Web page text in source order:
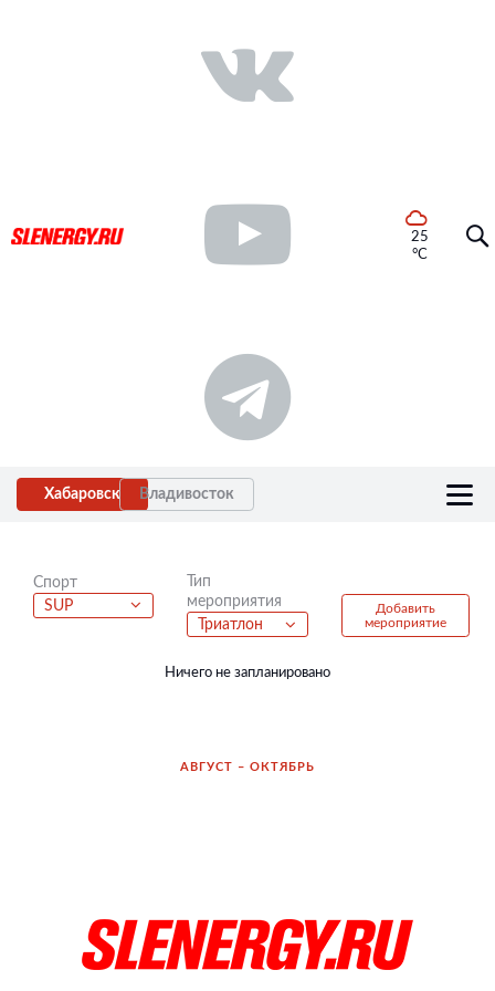
25
°C
Хабаровск Владивосток
Спорт
SUP
Тип
мероприятия
Триатлон
Добавить
мероприятие
Ничего не запланировано
АВГУСТ – ОКТЯБРЬ